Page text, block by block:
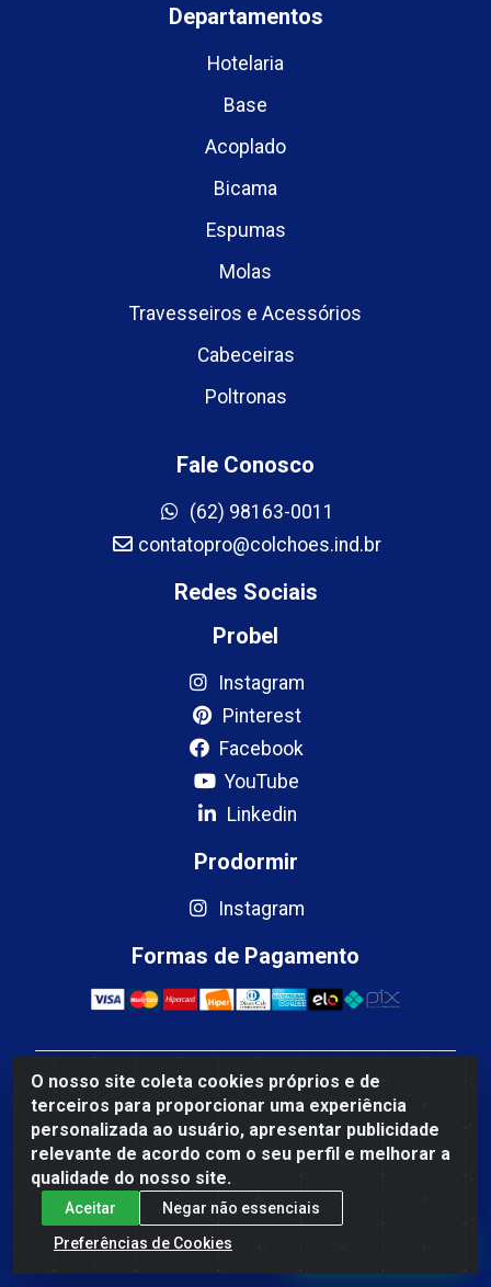
O nosso site coleta cookies próprios e de
terceiros para proporcionar uma experiência
personalizada ao usuário, apresentar publicidade
relevante de acordo com o seu perfil e melhorar a
qualidade do nosso site.
Aceitar
Negar não essenciais
Preferências de Cookies
Departamentos
Hotelaria
Base
Acoplado
Bicama
Espumas
Molas
Travesseiros e Acessórios
Cabeceiras
Poltronas
Fale Conosco
(62) 98163-0011
contatopro@colchoes.ind.br
Redes Sociais
Probel
Instagram
Pinterest
Facebook
YouTube
Linkedin
Prodormir
Instagram
Formas de Pagamento
Mercosul Espumas Industriais LTDA - Rua 13, SN,
Quadra009 Lote 0007 - Polo Empresarial Goias - Etapa
IV - Aparecida de Goiânia/GO - CEP 74.985-113 - CNPJ
10.755.005/0001-88